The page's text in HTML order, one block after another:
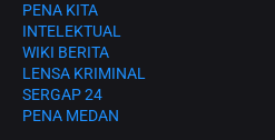
PENA KITA
INTELEKTUAL
WIKI BERITA
LENSA KRIMINAL
SERGAP 24
PENA MEDAN